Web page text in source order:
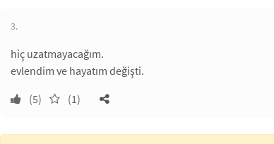
3.
hiç uzatmayacağım.
evlendim ve hayatım değişti.
(5)
(1)